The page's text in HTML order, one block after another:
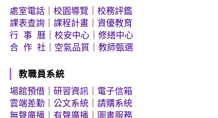
處室電話
校園導覽
校務評鑑
課表查詢
課程計畫
資優教育
行 事 曆
校安中心
修繕中心
合 作 社
空氣品質 教師甄選
教職員系統
場館預借
研習資訊
電子信箱
雲端差勤
公文系統
請購系統
無聲廣播
有聲廣播 圖書服務